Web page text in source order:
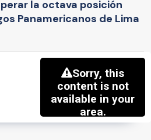
la octava posición
Panamericanos de Lima